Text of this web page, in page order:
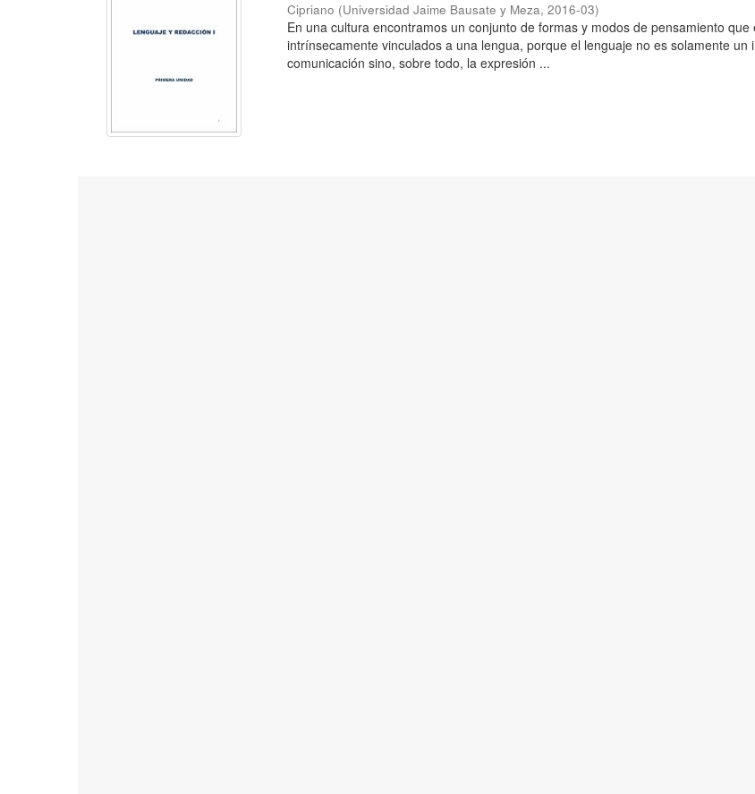
Cipriano (Universidad Jaime Bausate y Meza,2016-03)
En una cultura encontramos un conjunto de formas y modos de pensamiento que
intrínsecamente vinculados a una lengua, porque el lenguaje no es solamente un
comunicación sino, sobre todo, la expresión ...